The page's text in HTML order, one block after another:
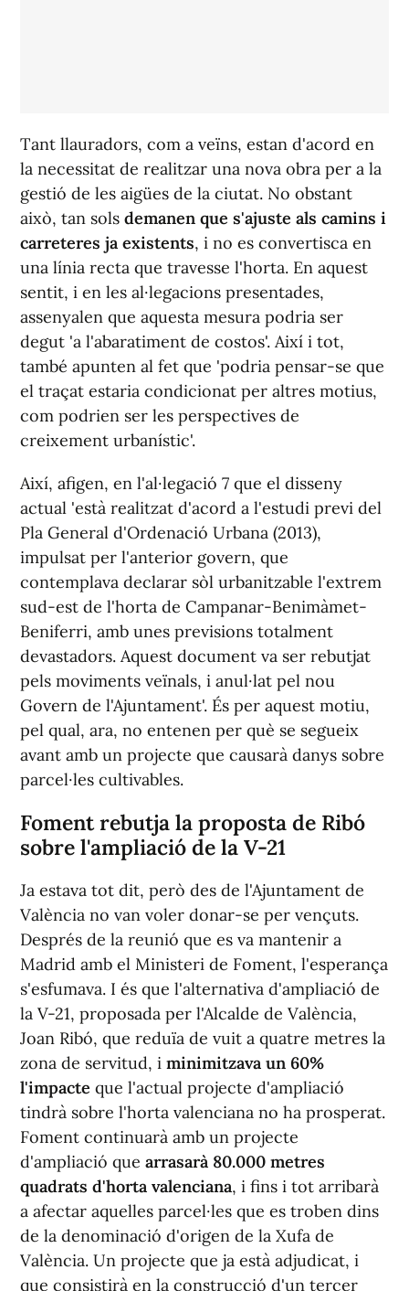
Tant llauradors, com a veïns, estan d'acord en
la necessitat de realitzar una nova obra per a la
gestió de les aigües de la ciutat. No obstant
això, tan sols demanen que s'ajuste als camins i
carreteres ja existents, i no es convertisca en
una línia recta que travesse l'horta. En aquest
sentit, i en les al·legacions presentades,
assenyalen que aquesta mesura podria ser
degut 'a l'abaratiment de costos'. Així i tot,
també apunten al fet que 'podria pensar-se que
el traçat estaria condicionat per altres motius,
com podrien ser les perspectives de
creixement urbanístic'.
Així, afigen, en l'al·legació 7 que el disseny
actual 'està realitzat d'acord a l'estudi previ del
Pla General d'Ordenació Urbana (2013),
impulsat per l'anterior govern, que
contemplava declarar sòl urbanitzable l'extrem
sud-est de l'horta de Campanar-Benimàmet-
Beniferri, amb unes previsions totalment
devastadors. Aquest document va ser rebutjat
pels moviments veïnals, i anul·lat pel nou
Govern de l'Ajuntament'. És per aquest motiu,
pel qual, ara, no entenen per què se segueix
avant amb un projecte que causarà danys sobre
parcel·les cultivables.
Foment rebutja la proposta de Ribó
sobre l'ampliació de la V-21
Ja estava tot dit, però des de l'Ajuntament de
València no van voler donar-se per vençuts.
Després de la reunió que es va mantenir a
Madrid amb el Ministeri de Foment, l'esperança
s'esfumava. I és que l'alternativa d'ampliació de
la V-21, proposada per l'Alcalde de València,
Joan Ribó, que reduïa de vuit a quatre metres la
zona de servitud, i minimitzava un 60%
l'impacte que l'actual projecte d'ampliació
tindrà sobre l'horta valenciana no ha prosperat.
Foment continuarà amb un projecte
d'ampliació que arrasarà 80.000 metres
quadrats d'horta valenciana, i fins i tot arribarà
a afectar aquelles parcel·les que es troben dins
de la denominació d'origen de la Xufa de
València. Un projecte que ja està adjudicat, i
que consistirà en la construcció d'un tercer